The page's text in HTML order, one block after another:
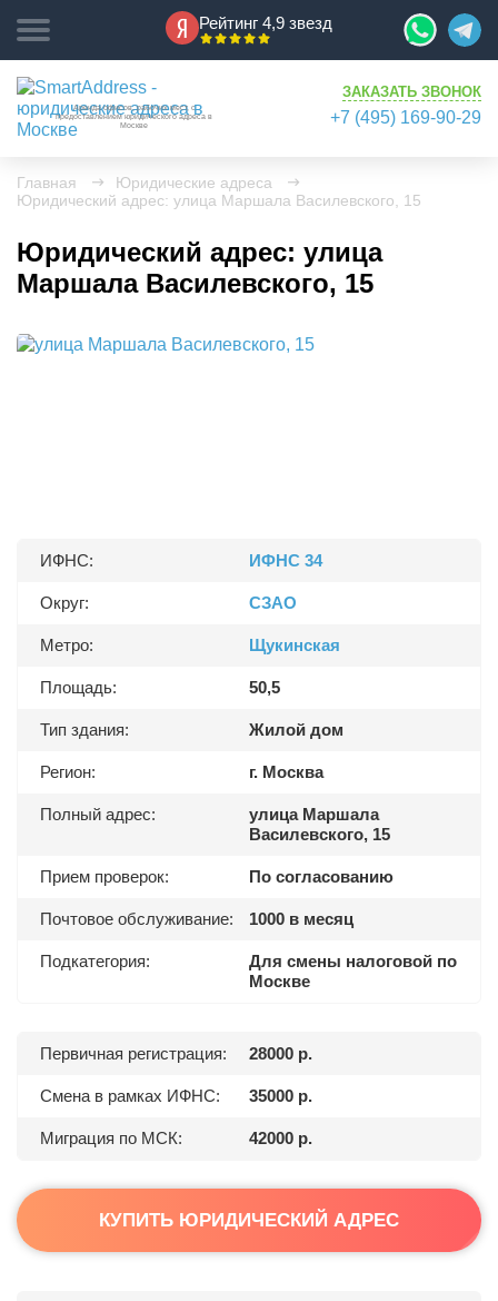
Рейтинг 4,9 звезд
Аренда офисов, рабочих мест, с
предоставлением юридического адреса в
Москве
ЗАКАЗАТЬ ЗВОНОК
+7 (495) 169-90-29
Главная
Юридические адреса
Юридический адрес: улица Маршала Василевского, 15
Юридический адрес: улица
Маршала Василевского, 15
ИФНС: ИФНС 34
Округ: СЗАО
Метро: Щукинская
Площадь: 50,5
Тип здания: Жилой дом
Регион: г. Москва
Полный адрес:
улица Маршала
Василевского, 15
Прием проверок: По согласованию
Почтовое обслуживание: 1000 в месяц
Подкатегория:
Для смены налоговой по
Москве
Первичная регистрация: 28000 р.
Смена в рамках ИФНС: 35000 р.
Миграция по МСК: 42000 р.
КУПИТЬ ЮРИДИЧЕСКИЙ АДРЕС